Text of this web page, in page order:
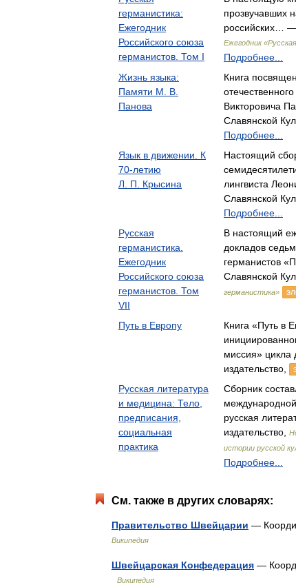
германистика:
Ежегодник
Российского союза
германистов. Том I
прозвучавших
российских… —
Ежегодник
Подробнее...
Жизнь языка:
Памяти М. В.
Панова
Книга
Викторовича
Славянской
Подробнее...
Язык в движении. К
70-летию
Л. П. Крысина
Настоящий
лингвиста
Славянской
Подробнее...
Русская
германистика.
Ежегодник
Российского союза
германистов. Том
VII
В настоящий
докладов
германистов
Славянской
германистика»
Путь в Европу
Книга «Путь в
миссия»
издательство,
Русская литература
и медицина: Тело,
предписания,
социальная
практика
Сборник
русская
издательство,
истории русской
Подробнее...
См. также в других словарях:
Правительство Швейцарии —
Википедия
Швейцарская Конфедерация —
Википедия